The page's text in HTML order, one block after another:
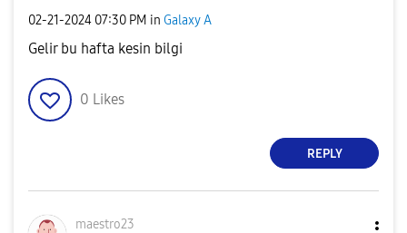
‎02-21-2024 07:30 PM in Galaxy A
Gelir bu hafta kesin bilgi
0 Likes
REPLY
maestro23